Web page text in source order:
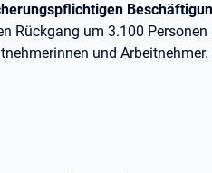
Rückgang um 3.100
und